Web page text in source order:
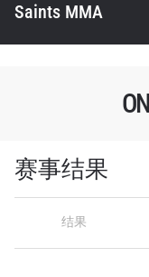
Saints MMA
赛事结果
结果
赛事
查
浏览了解
在任何地域观看
名字